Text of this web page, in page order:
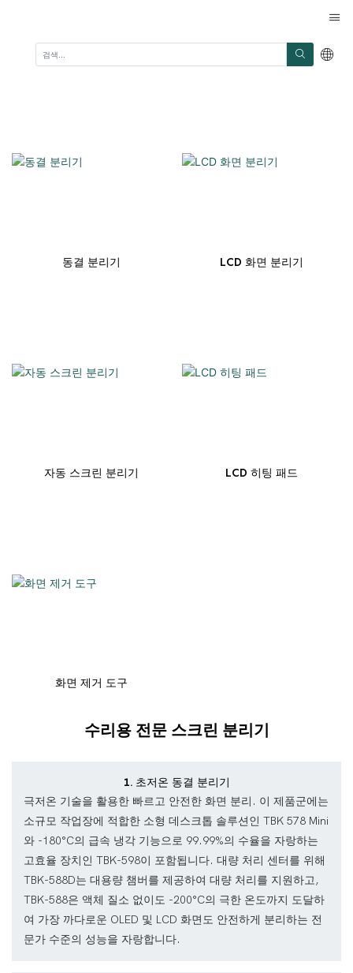
동결 분리기 LCD 화면 분리기
자동 스크린 분리기 LCD 히팅 패드
화면 제거 도구
수리용 전문 스크린 분리기
1. 초저온 동결 분리기
극저온 기술을 활용한 빠르고 안전한 화면 분리. 이 제품군에는
소규모 작업장에 적합한 소형 데스크톱 솔루션인 TBK 578 Mini
와 -180°C의 급속 냉각 기능으로 99.99%의 수율을 자랑하는
고효율 장치인 TBK-598이 포함됩니다. 대량 처리 센터를 위해
TBK-588D는 대용량 챔버를 제공하여 대량 처리를 지원하고,
TBK-588은 액체 질소 없이도 -200°C의 극한 온도까지 도달하
여 가장 까다로운 OLED 및 LCD 화면도 안전하게 분리하는 전
문가 수준의 성능을 자랑합니다.